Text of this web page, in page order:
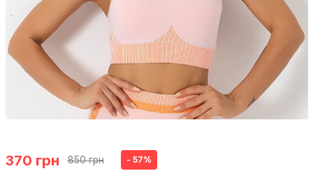
370 грн 850 грн - 57%